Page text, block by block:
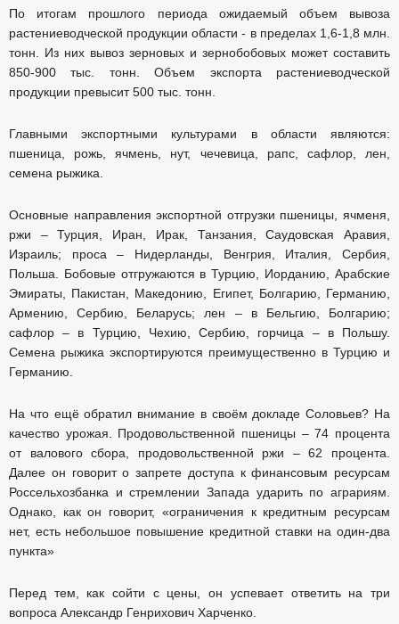
По итогам прошлого периода ожидаемый объем вывоза
растениеводческой продукции области - в пределах 1,6-1,8 млн.
тонн. Из них вывоз зерновых и зернобобовых может составить
850-900 тыс. тонн. Объем экспорта растениеводческой
продукции превысит 500 тыс. тонн.
Главными экспортными культурами в области являются:
пшеница, рожь, ячмень, нут, чечевица, рапс, сафлор, лен,
семена рыжика.
Основные направления экспортной отгрузки пшеницы, ячменя,
ржи – Турция, Иран, Ирак, Танзания, Саудовская Аравия,
Израиль; проса – Нидерланды, Венгрия, Италия, Сербия,
Польша. Бобовые отгружаются в Турцию, Иорданию, Арабские
Эмираты, Пакистан, Македонию, Египет, Болгарию, Германию,
Армению, Сербию, Беларусь; лен – в Бельгию, Болгарию;
сафлор – в Турцию, Чехию, Сербию, горчица – в Польшу.
Семена рыжика экспортируются преимущественно в Турцию и
Германию.
На что ещё обратил внимание в своём докладе Соловьев? На
качество урожая. Продовольственной пшеницы – 74 процента
от валового сбора, продовольственной ржи – 62 процента.
Далее он говорит о запрете доступа к финансовым ресурсам
Россельхозбанка и стремлении Запада ударить по аграриям.
Однако, как он говорит, «ограничения к кредитным ресурсам
нет, есть небольшое повышение кредитной ставки на один-два
пункта»
Перед тем, как сойти с цены, он успевает ответить на три
вопроса Александр Генрихович Харченко.